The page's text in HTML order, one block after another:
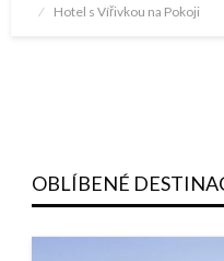
PostedHotel s Vířivkou na Pokoji
OBLÍBENÉ